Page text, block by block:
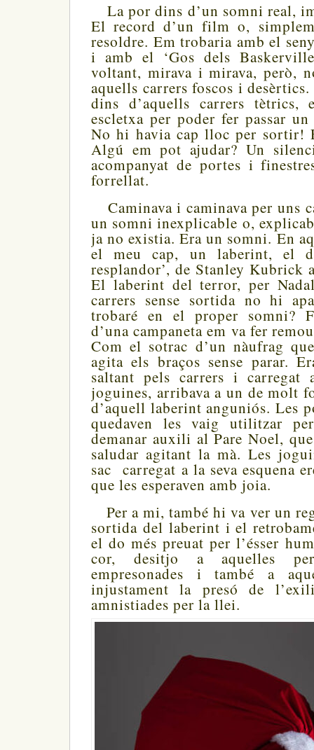
La por dins d’un somni real,
El record d’un film o,
resoldre. Em trobaria amb el
i amb el ‘Gos dels
voltant, mirava i mirava, però,
aquells carrers foscos i
dins d’aquells carrers tètrics,
escletxa per poder fer passar
No hi havia cap lloc per sortir!
Algú em pot ajudar? Un
acompanyat de portes i
forrellat.
Caminava i caminava per uns
un somni inexplicable o,
ja no existia. Era un somni. En
el meu cap, un laberint, el
resplandor’, de Stanley Kubrick
El laberint del terror, per
carrers sense sortida no hi
trobaré en el proper somni?
d’una campaneta em va fer
Com el sotrac d’un nàufrag
agita els braços sense parar.
saltant pels carrers i carregat
joguines, arribava a un de molt
d’aquell laberint anguniós. Les
quedaven les vaig utilitzar
demanar auxili al Pare Noel,
saludar agitant la mà. Les
sac carregat a la seva esquena
que les esperaven amb joia.
Per a mi, també hi va ver un
sortida del laberint i el
el do més preuat per l’ésser
cor, desitjo a aquelles
empresonades i també a
injustament la presó de
amnistiades per la llei.